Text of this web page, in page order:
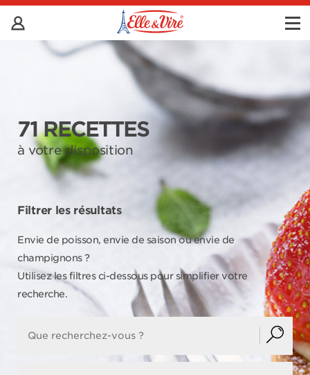
71 RECETTES
à votre disposition
Filtrer les résultats
Envie de poisson, envie de saison ou envie de
champignons ?
Utilisez les filtres ci-dessous pour simplifier votre
recherche.